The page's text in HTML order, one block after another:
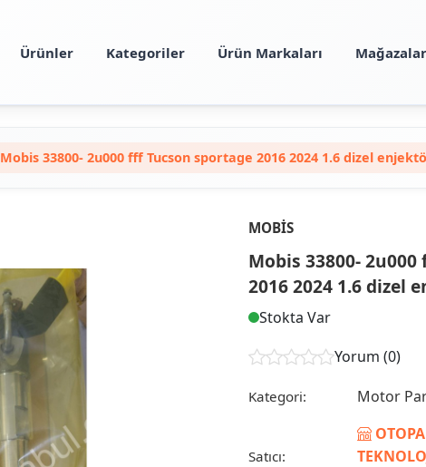
Ürünler Kategoriler Ürün Markaları Mağazalar
Mobis 33800- 2u000 fff Tucson sportage 2016 2024 1.6 dizel
MOBIS
Mobis 33800-
2016 2024 1.6 dizel
Stokta Var
Yorum (0)
Kategori: Motor
Satıcı: